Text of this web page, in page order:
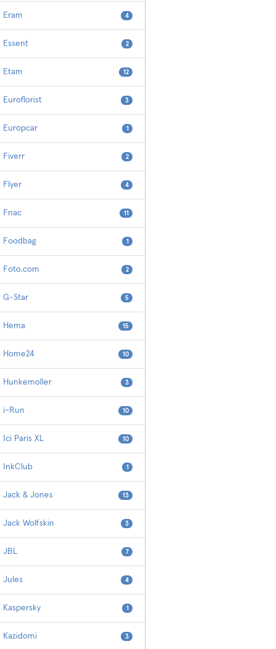
Eram 4
Essent 2
Etam 12
Euroflorist 3
Europcar 1
Fiverr 2
Flyer 4
Fnac 11
Foodbag 1
Foto.com 2
G-Star 5
Hema 15
Home24 10
Hunkemoller 3
i-Run 10
Ici Paris XL 10
InkClub 1
Jack & Jones 13
Jack Wolfskin 3
JBL 7
Jules 4
Kaspersky 1
Kazidomi 3